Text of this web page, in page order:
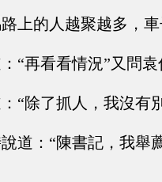
上的人越聚越多，
“再看看情況”又問
“除了抓人，我沒有
道：“陳書記，我舉